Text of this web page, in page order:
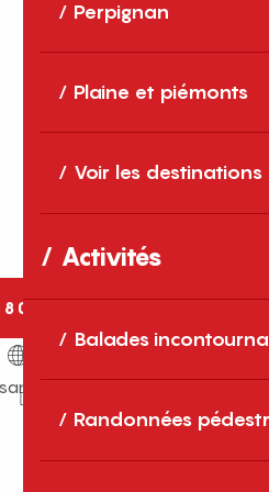
Perpignan
Plaine et piémonts
Voir les destinations
Activités
Balades
Randonnées
8 00 80 03